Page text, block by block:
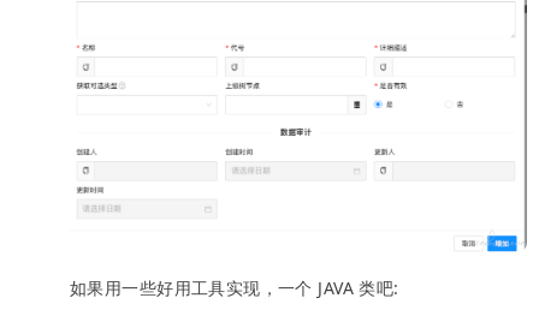
如果用一些好用工具实现，一个 JAVA 类吧: